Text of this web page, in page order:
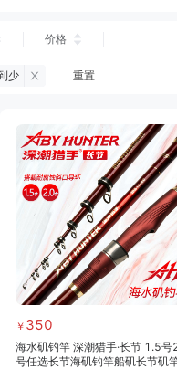
台钓钩
台钓装备
黑坑网
雷强竿
海钓线
价格
少 重置
￥ 350
海水矶钓竿 深潮猎手·长节 1.5号
号任选长节海矶钓竿船矶长节矶